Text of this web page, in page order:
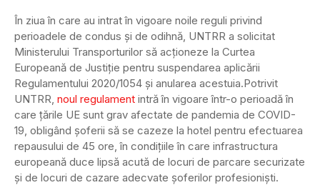
În ziua în care au intrat în vigoare noile reguli privind
perioadele de condus și de odihnă, UNTRR a solicitat
Ministerului Transporturilor să acționeze la Curtea
Europeană de Justiție pentru suspendarea aplicării
Regulamentului 2020/1054 și anularea acestuia.Potrivit
UNTRR, noul regulament intră în vigoare într-o perioadă în
care țările UE sunt grav afectate de pandemia de COVID-
19, obligând șoferii să se cazeze la hotel pentru efectuarea
repausului de 45 ore, în condițiile în care infrastructura
europeană duce lipsă acută de locuri de parcare securizate
și de locuri de cazare adecvate șoferilor profesioniști.